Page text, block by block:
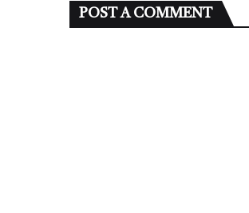
POST A COMMENT